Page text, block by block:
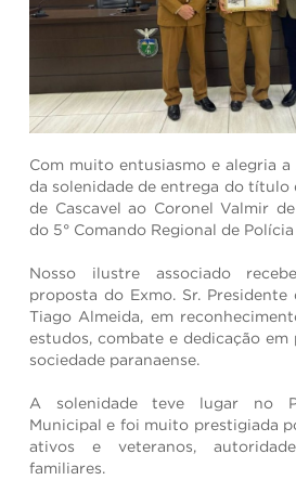
Com muito entusiasmo e alegria
da solenidade de entrega do título
de Cascavel ao Coronel Valmir
do 5° Comando Regional de
Nosso ilustre associado
proposta do Exmo. Sr. Presidente
Tiago Almeida, em
estudos, combate e dedicação em
sociedade paranaense.
A solenidade teve lugar no
Municipal e foi muito prestigiada
ativos e veteranos,
familiares.